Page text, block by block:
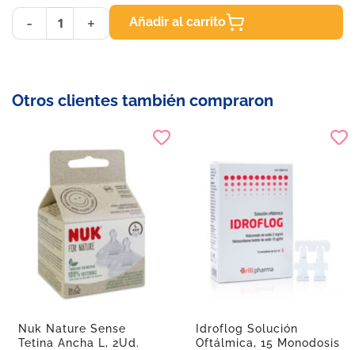
- + Añadir al carrito
Otros clientes también compraron
Nuk Nature Sense
Tetina Ancha L, 2Ud.
Idroflog Solución
Oftálmica, 15 Monodosis